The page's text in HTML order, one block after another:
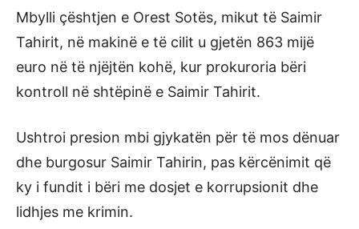
Mbylli çështjen e Orest Sotës, mikut të Saimir
Tahirit, në makinë e të cilit u gjetën 863 mijë
euro në të njëjtën kohë, kur prokuroria bëri
kontroll në shtëpinë e Saimir Tahirit.
Ushtroi presion mbi gjykatën për të mos dënuar
dhe burgosur Saimir Tahirin, pas kërcënimit që
ky i fundit i bëri me dosjet e korrupsionit dhe
lidhjes me krimin.